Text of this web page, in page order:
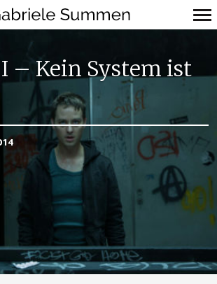
Navigation
– Kein System ist